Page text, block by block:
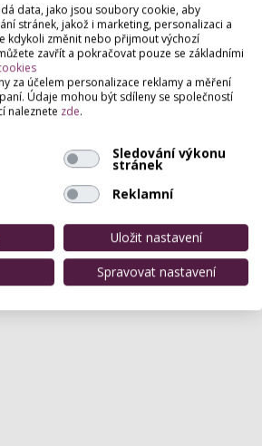
sepřihlašte.
hodnocení.
data, jako jsou soubory cookie, aby
stránek, jakož i marketing, personalizaci a
kdykoli změnit nebo přijmout výchozí
zavřít a pokračovat pouze se základními
za účelem personalizace reklamy a měření
Údaje mohou být sdíleny se společností
naleznete zde.
Sledování výkonu
stránek
Reklamní
Uložit nastavení
Spravovat nastavení